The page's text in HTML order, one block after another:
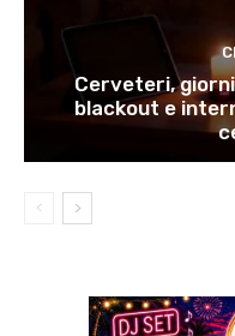
Cerveteri,
blackout e